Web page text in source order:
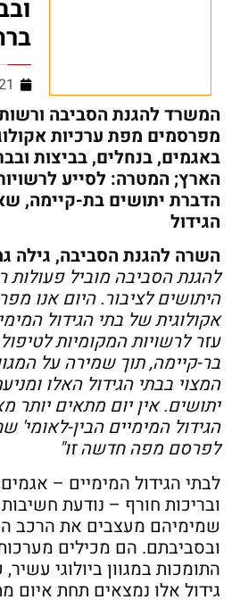
המשרד להגנת הסביבה
מפרסמים מפת ערכיות
באגמים, בנחלים, בביצות
הארץ; המטרה: לסייע
הדברת יתושים בת-קיימה,
הגידול
השרה להגנת הסביבה, גילה
להגנת הסביבה מוביל פעולות
היתושים לציבור. היום אנו
אקולוגית של בתי הגידול
עזר לרשויות המקומיות
בר-קיימה, תוך שמירה על
המצוי בבתי הגידול האלו
יתושים. אין יום מתאים יותר
הגידול המימיים הבין-לאומי'
לפרסם מפה חדשה זו"
לבתי הגידול המימיים –
ובריכות חורף – נודעת
שמימיהם מעצבים את הרכב
ובסביבתם. הם מכילים מערכות
התומכות במגוון ביולוגי
גידול אלו נמצאים תחת